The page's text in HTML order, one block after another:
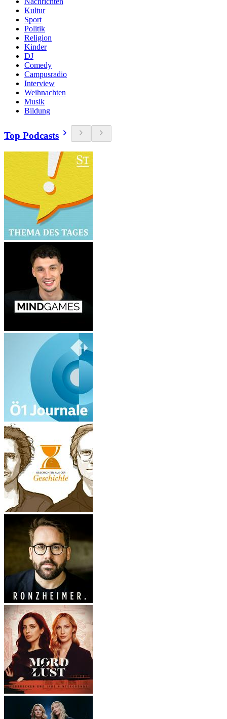
Kultur
Sport
Politik
Religion
Kinder
DJ
Comedy
Campusradio
Interview
Weihnachten
Musik
Bildung
Top Podcasts